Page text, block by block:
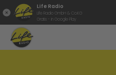
Life Radio
Life Radio GmbH & Co.KG
Gratis - in Google Play